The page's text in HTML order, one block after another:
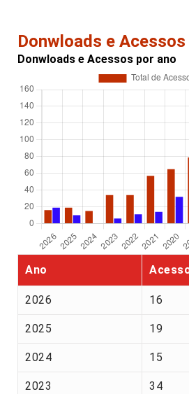
Donwloads e Acessos
Donwloads e Acessos por ano
Ano
2026 16
2025 19
2024 15
2023 34